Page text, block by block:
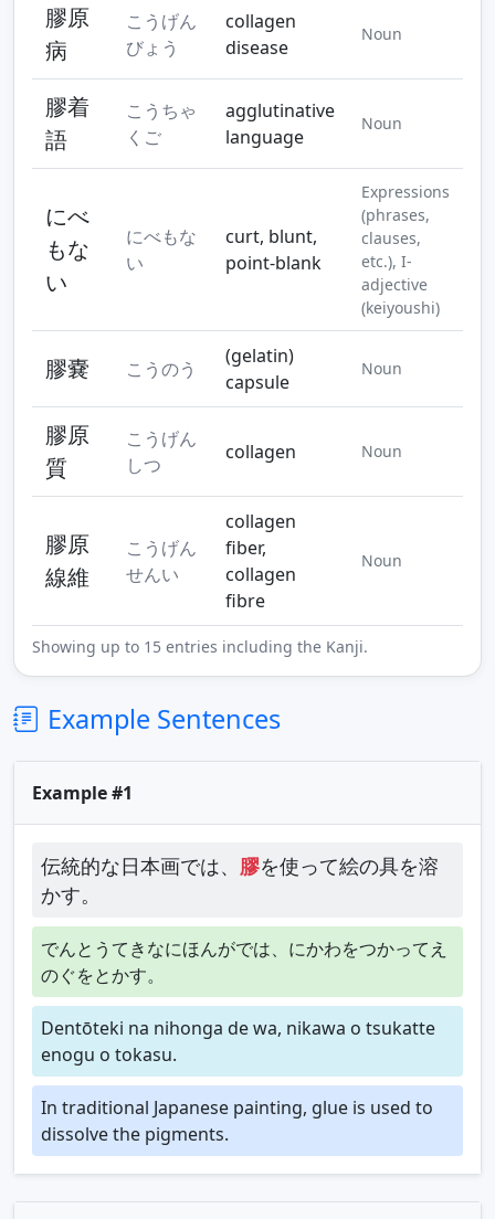
膠原
病
こうげん
びょう
collagen
disease
Noun
膠着
語
こうちゃ
くご
agglutinative
language
Noun
にべ
もな
い
にべもな
い
curt, blunt,
point-blank
Expressions
(phrases,
clauses,
etc.), I-
adjective
(keiyoushi)
膠嚢 こうのう
(gelatin)
capsule
Noun
膠原
質
こうげん
しつ
collagen Noun
膠原
線維
こうげん
せんい
collagen
fiber,
collagen
fibre
Noun
Showing up to 15 entries including the Kanji.
Example Sentences
Example #1
伝統的な日本画では、 膠を使って絵の具を溶
かす。
でんとうてきなにほんがでは、にかわをつかってえ
のぐをとかす。
Dentōteki na nihonga de wa, nikawa o tsukatte
enogu o tokasu.
In traditional Japanese painting, glue is used to
dissolve the pigments.